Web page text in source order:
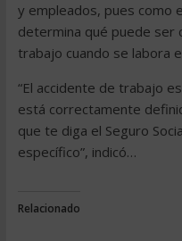
y empleados, pues como
determina qué puede ser
trabajo cuando se labora
“El accidente de trabajo
está correctamente
que te diga el Seguro
específico”, indicó…
Relacionado